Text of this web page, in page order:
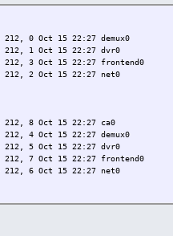
0 Oct 15 22:27 demux0
1 Oct 15 22:27 dvr0
3 Oct 15 22:27 frontend0
2 Oct 15 22:27 net0
8 Oct 15 22:27 ca0
4 Oct 15 22:27 demux0
5 Oct 15 22:27 dvr0
7 Oct 15 22:27 frontend0
6 Oct 15 22:27 net0